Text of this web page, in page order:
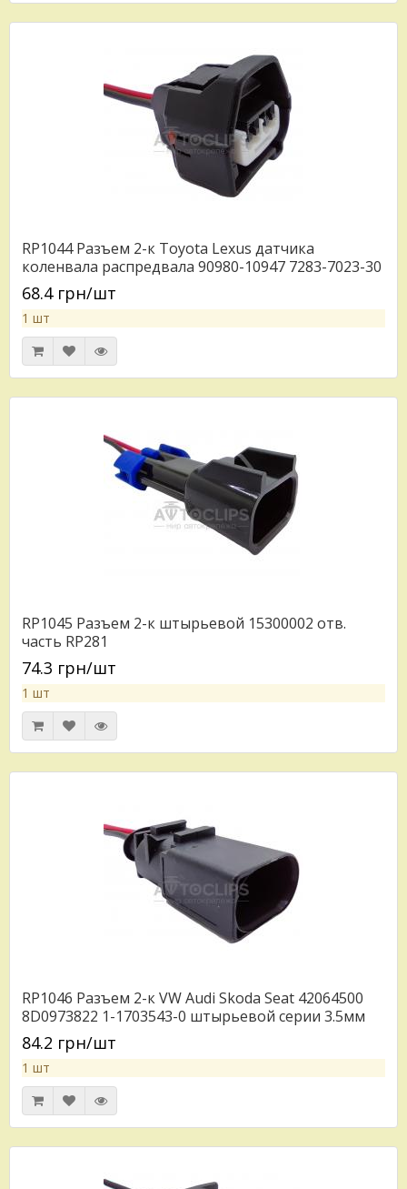
RP1044 Разъем 2-к Toyota Lexus датчика
коленвала распредвала 90980-10947 7283-7023-30
серии 2.2мм
68.4 грн/шт
1 шт
RP1045 Разъем 2-к штырьевой 15300002 отв.
часть RP281
74.3 грн/шт
1 шт
RP1046 Разъем 2-к VW Audi Skoda Seat 42064500
8D0973822 1-1703543-0 штырьевой серии 3.5мм
отв. часть RP206
84.2 грн/шт
1 шт